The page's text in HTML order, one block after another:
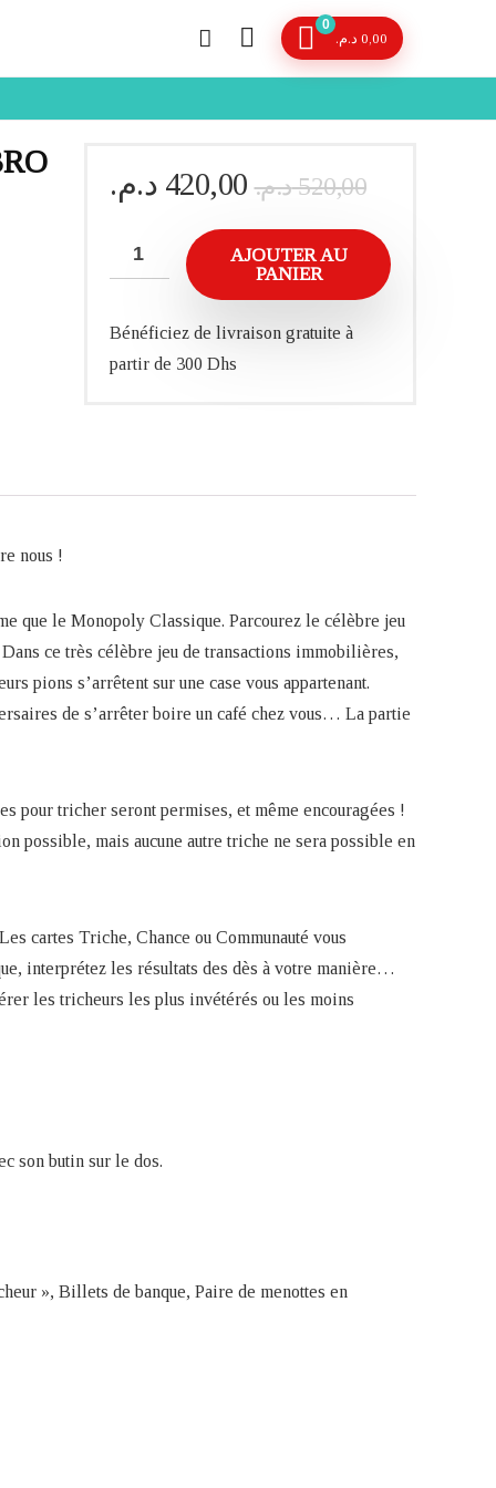
0
0,00 د.م.
520,00 د.م.
Le
initial
était :
420,00 د.م.
Le
actuel
est :
AJOUTER AU
PANIER
Bénéficiez de livraison gratuite à
partir de 300 Dhs
nous !
que le Monopoly Classique. Parcourez le célèbre jeu
ce très célèbre jeu de transactions immobilières,
pions s’arrêtent sur une case vous appartenant.
de s’arrêter boire un café chez vous… La partie
pour tricher seront permises, et même encouragées !
possible, mais aucune autre triche ne sera possible en
cartes Triche, Chance ou Communauté vous
interprétez les résultats des dès à votre manière…
les tricheurs les plus invétérés ou les moins
son butin sur le dos.
», Billets de banque, Paire de menottes en